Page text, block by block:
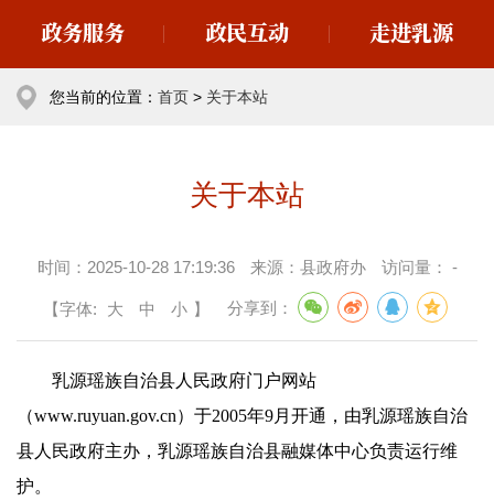
政务服务
政民互动 走进乳源
您当前的位置： 首页 > 关于本站
关于本站
时间： 2025-10-28 17:19:36 来源： 县政府办 访问量： -
【字体: 大 中 小 】 分享到：
乳源瑶族自治县人民政府门户网站
（www.ruyuan.gov.cn）于2005年9月开通，由乳源瑶族自治
县人民政府主办，乳源瑶族自治县融媒体中心负责运行维
护。